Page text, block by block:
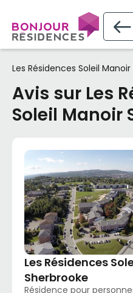
Les Résidences Soleil
Avis sur Les
Soleil Manoir
Les Résidences
Sherbrooke
Résidence pour